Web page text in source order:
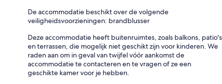
De accommodatie beschikt over de volgende
veiligheidsvoorzieningen: brandblusser
Deze accommodatie heeft buitenruimtes, zoals balkons, patio's
en terrassen, die mogelijk niet geschikt zijn voor kinderen. We
raden aan om in geval van twijfel vóór aankomst de
accommodatie te contacteren en te vragen of ze een
geschikte kamer voor je hebben.